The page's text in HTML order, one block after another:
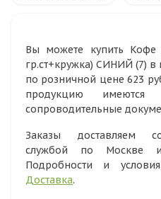
Вы можете купить
гр.ст+кружка) СИНИЙ (7) в
по розничной цене 623
продукцию
сопроводительные
Заказы доставляем
службой по Москве и
Подробности и
Доставка.